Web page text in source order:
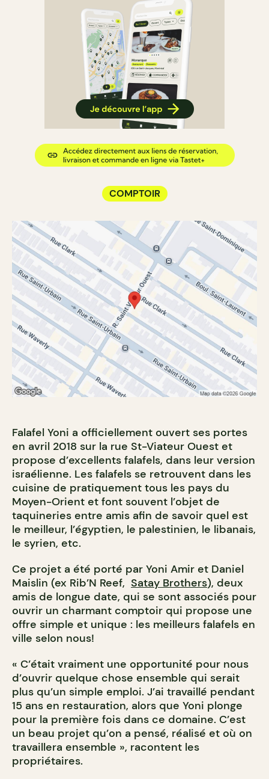
COMPTOIR
Falafel Yoni a officiellement ouvert ses portes
en avril 2018 sur la rue St-Viateur Ouest et
propose d’excellents falafels, dans leur version
israélienne. Les falafels se retrouvent dans les
cuisine de pratiquement tous les pays du
Moyen-Orient et font souvent l’objet de
taquineries entre amis afin de savoir quel est
le meilleur, l’égyptien, le palestinien, le libanais,
le syrien, etc.
Ce projet a été porté par Yoni Amir et Daniel
Maislin (ex Rib’N Reef, Satay Brothers), deux
amis de longue date, qui se sont associés pour
ouvrir un charmant comptoir qui propose une
offre simple et unique : les meilleurs falafels en
ville selon nous!
« C’était vraiment une opportunité pour nous
d’ouvrir quelque chose ensemble qui serait
plus qu’un simple emploi. J’ai travaillé pendant
15 ans en restauration, alors que Yoni plonge
pour la première fois dans ce domaine. C’est
un beau projet qu’on a pensé, réalisé et où on
travaillera ensemble », racontent les
propriétaires.